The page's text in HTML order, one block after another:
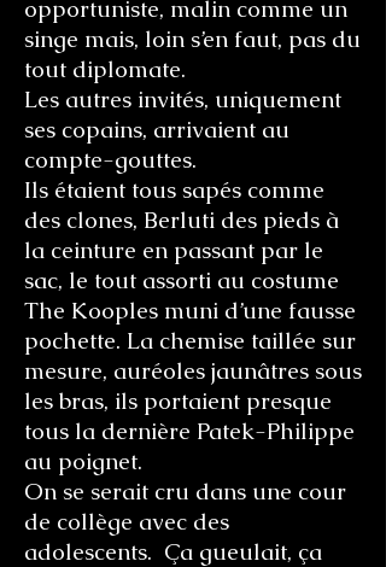
opportuniste, malin comme un
singe mais, loin s’en faut, pas du
tout diplomate.
Les autres invités, uniquement
ses copains, arrivaient au
compte-gouttes.
Ils étaient tous sapés comme
des clones, Berluti des pieds à
la ceinture en passant par le
sac, le tout assorti au costume
The Kooples muni d’une fausse
pochette. La chemise taillée sur
mesure, auréoles jaunâtres sous
les bras, ils portaient presque
tous la dernière Patek-Philippe
au poignet.
On se serait cru dans une cour
de collège avec des
adolescents. Ça gueulait, ça